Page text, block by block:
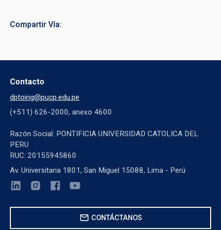
Compartir Vía:
Contacto
dptoing@pucp.edu.pe
(+511) 626-2000, anexo 4600
Razón Social: PONTIFICIA UNIVERSIDAD CATOLICA DEL
PERU
RUC: 20155945860
Av. Universitaria 1801, San Miguel 15088, Lima - Perú
mail CONTÁCTANOS